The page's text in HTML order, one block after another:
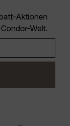
Aktionen
Welt.